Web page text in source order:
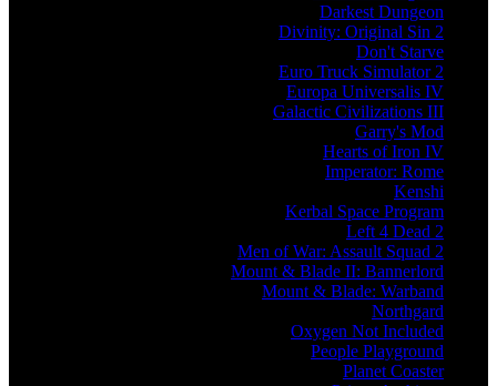
Darkest Dungeon
Divinity: Original Sin 2
Don't Starve
Euro Truck Simulator 2
Europa Universalis IV
Galactic Civilizations III
Garry's Mod
Hearts of Iron IV
Imperator: Rome
Kenshi
Kerbal Space Program
Left 4 Dead 2
Men of War: Assault Squad 2
Mount & Blade II: Bannerlord
Mount & Blade: Warband
Northgard
Oxygen Not Included
People Playground
Planet Coaster